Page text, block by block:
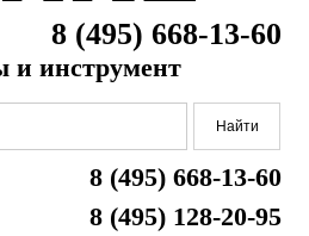
8 (495) 668-13-60
и инструмент
8 (495) 668-13-60
8 (495) 128-20-95